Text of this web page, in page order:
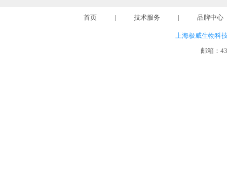
首页 | 技术服务 | 品牌中心
上海极威生物科
邮箱：